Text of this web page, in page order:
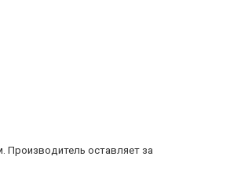
Производитель оставляет за